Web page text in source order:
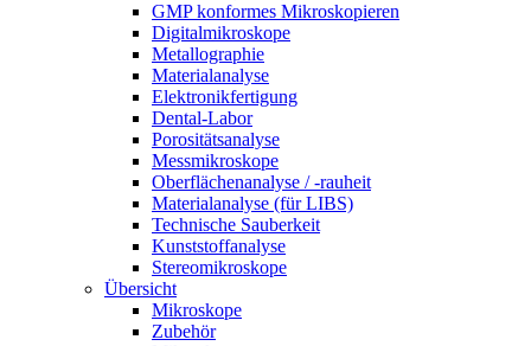
GMP konformes Mikroskopieren
Digitalmikroskope
Metallographie
Materialanalyse
Elektronikfertigung
Dental-Labor
Porositätsanalyse
Messmikroskope
Oberflächenanalyse / -rauheit
Materialanalyse (für LIBS)
Technische Sauberkeit
Kunststoffanalyse
Stereomikroskope
Übersicht
Mikroskope
Zubehör